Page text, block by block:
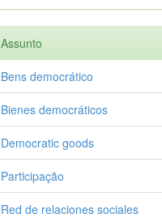
Assunto
Bens democrático
Bienes democráticos
Democratic goods
Participação
Red de relaciones sociales